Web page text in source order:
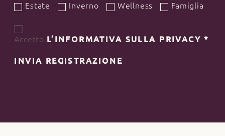
Estate
Inverno Wellness Famiglia
Accetto L’INFORMATIVA SULLA PRIVACY*
INVIA REGISTRAZIONE